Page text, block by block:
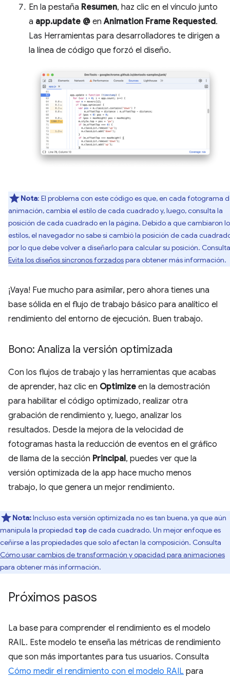
En la pestaña Resumen, haz clic en el vínculo junto
a app.update @ enAnimation Frame Requested.
Las Herramientas para desarrolladores te dirigen a
la línea de código que forzó el diseño.
Nota: El problema con este código es que, en cada fotograma
animación, cambia el estilo de cada cuadrado y, luego, consulta la
posición de cada cuadrado en la página. Debido a que cambiaron
estilos, el navegador no sabe si cambió la posición de cada
por lo que debe volver a diseñarlo para calcular su posición. Consulta
Evita los diseños síncronos forzadospara obtener más información.
¡Vaya! Fue mucho para asimilar, pero ahora tienes una
base sólida en el flujo de trabajo básico para analítico el
rendimiento del entorno de ejecución. Buen trabajo.
Bono: Analiza la versión optimizada
Con los flujos de trabajo y las herramientas que acabas
de aprender, haz clic en Optimize en la demostración
para habilitar el código optimizado, realizar otra
grabación de rendimiento y, luego, analizar los
resultados. Desde la mejora de la velocidad de
fotogramas hasta la reducción de eventos en el gráfico
de llama de la sección Principal, puedes ver que la
versión optimizada de la app hace mucho menos
trabajo, lo que genera un mejor rendimiento.
Nota:Incluso esta versión optimizada no es tan buena, ya que aún
manipula la propiedad top de cada cuadrado. Un mejor enfoque es
ceñirse a las propiedades que solo afectan la composición. Consulta
Cómo usar cambios de transformación y opacidad para animaciones
para obtener más información.
Próximos pasos
La base para comprender el rendimiento es el modelo
RAIL. Este modelo te enseña las métricas de rendimiento
que son más importantes para tus usuarios. Consulta
Cómo medir el rendimiento con el modelo RAIL para